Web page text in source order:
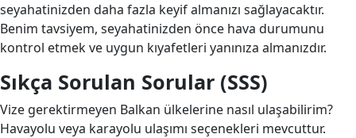
seyahatinizden daha fazla keyif almanızı sağlayacaktır.
Benim tavsiyem, seyahatinizden önce hava durumunu
kontrol etmek ve uygun kıyafetleri yanınıza almanızdır.
Sıkça Sorulan Sorular (SSS)
Vize gerektirmeyen Balkan ülkelerine nasıl ulaşabilirim?
Havayolu veya karayolu ulaşımı seçenekleri mevcuttur.